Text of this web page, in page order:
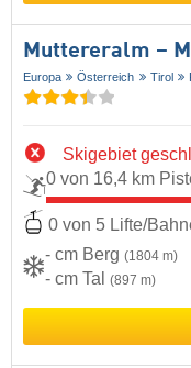
Muttereralm –
Europa Österreich Tirol
Skigebiet
0 von 16,4 km
0 von 5 Lifte/
- cm Berg (1804 m)
- cm Tal (897 m)